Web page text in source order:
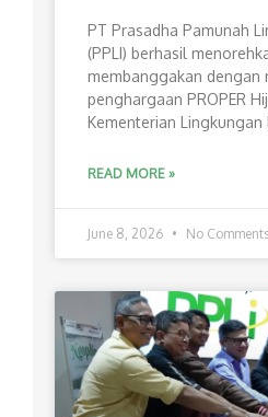
PT Prasadha Pamunah
(PPLI) berhasil
membanggakan dengan
penghargaan PROPER
Kementerian Lingkungan
READ MORE »
June 8, 2026 No